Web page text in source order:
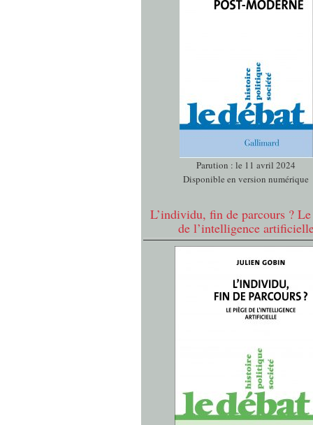
Parution : le 11 avril 2024
Disponible en version numérique
L’individu, fin de parcours ?
de l’intelligence